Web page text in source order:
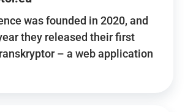
was founded in 2020, and
they released their first
– a web application